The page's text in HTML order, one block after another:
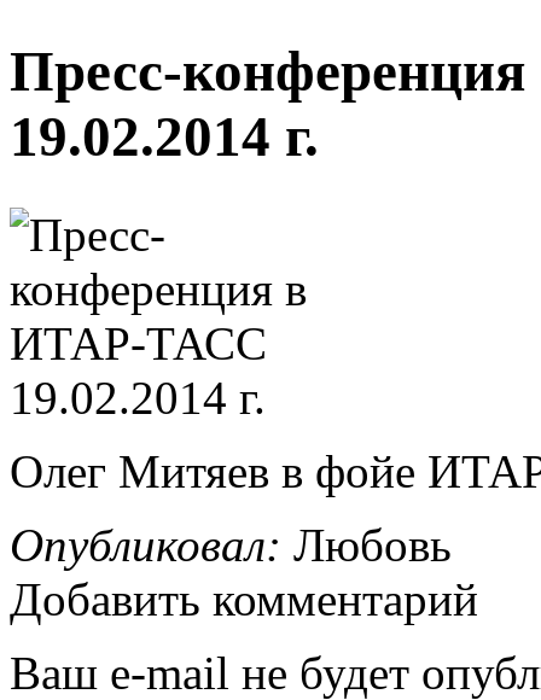
Пресс-
19.02.2014 г.
Олег Митяев в фойе
Опубликовал: Любовь
Добавить комментарий
Ваш e-mail не будет